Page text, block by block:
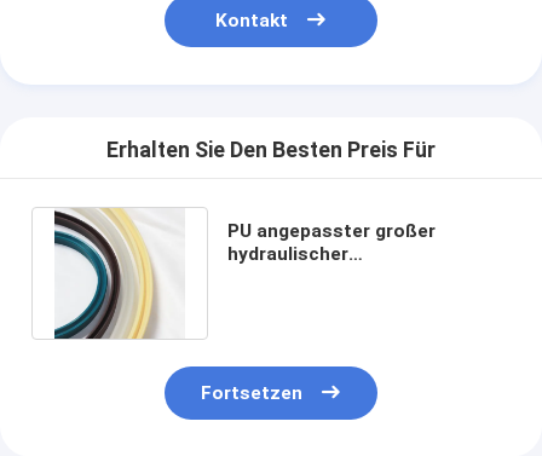
Kontakt
Erhalten Sie Den Besten Preis Für
PU angepasster großer
hydraulischer
Fortsetzen